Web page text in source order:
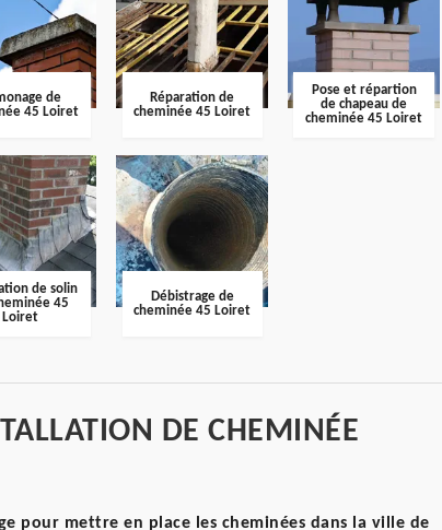
de
45 Loiret
Réparation de
cheminée 45 Loiret
Pose et répartion
de chapeau de
cheminée 45 Loiret
de solin
45
Loiret
Débistrage de
cheminée 45 Loiret
DE CHEMINÉE
pour mettre en place les cheminées dans la ville de